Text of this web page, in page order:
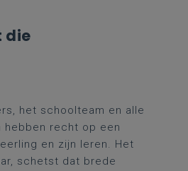
die
het schoolteam en alle
hebben recht op een
en zijn leren. Het
schetst dat brede